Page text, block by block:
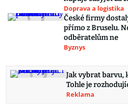
Doprava a logistika
České firmy
přímo z Bruselu.
odběratelům ne
Byznys
Jak vybrat barvu,
Tohle je
Reklama